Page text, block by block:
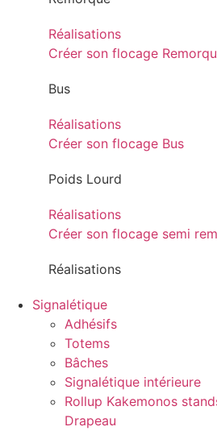
Réalisations
Créer son flocage
Bus
Réalisations
Créer son flocage Bus
Poids Lourd
Réalisations
Créer son flocage semi
Réalisations
Signalétique
Adhésifs
Totems
Bâches
Signalétique intérieure
Rollup Kakemonos
Drapeau